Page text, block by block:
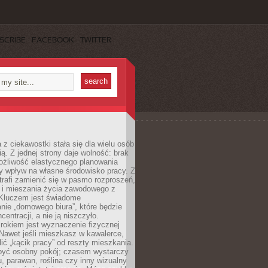
FACEBOOK TWITTER
z ciekawostki stała się dla wielu osób
Z jednej strony daje wolność: brak
elastycznego planowania
wpływ na własne środowisko pracy. Z
zamienić się w pasmo rozproszeń,
mieszania życia zawodowego z
jest świadome
„domowego biura”, które będzie
a nie ją niszczyło.
jest wyznaczenie fizycznej
jeśli mieszkasz w kawalerce,
„kącik pracy” od reszty mieszkania.
osobny pokój; czasem wystarczy
parawan, roślina czy inny wizualny